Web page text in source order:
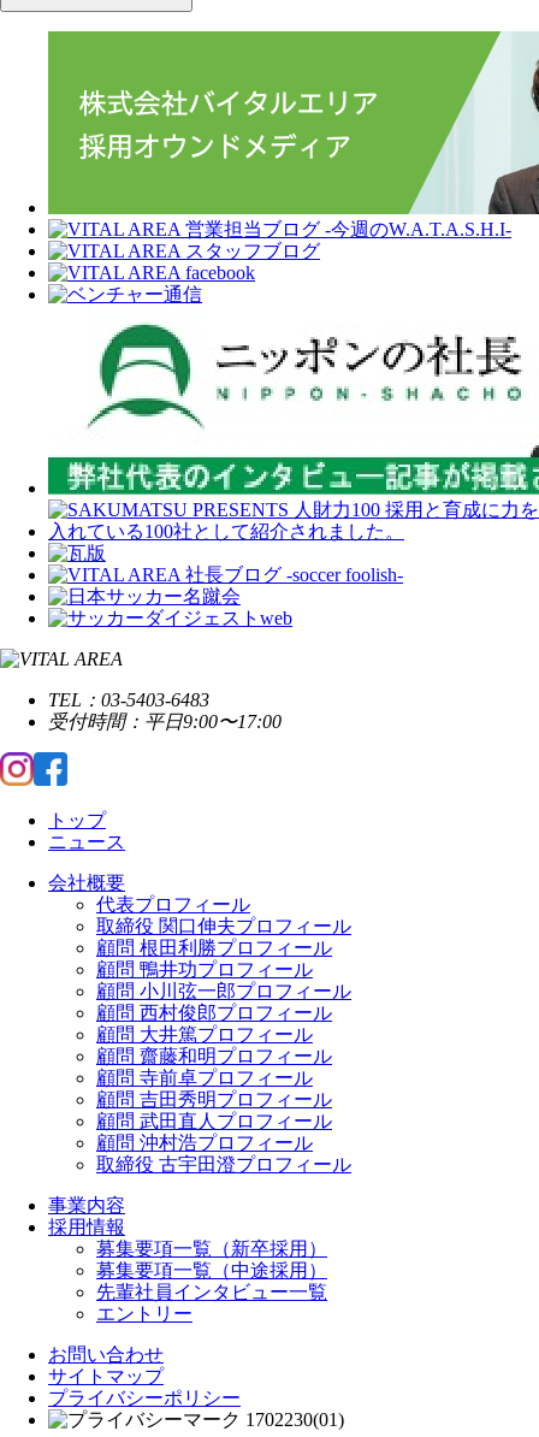
TEL：03-5403-6483
受付時間：平日9:00〜17:00
トップ
ニュース
会社概要
代表プロフィール
取締役 関口伸夫プロフィール
顧問 根田利勝プロフィール
顧問 鴨井功プロフィール
顧問 小川弦一郎プロフィール
顧問 西村俊郎プロフィール
顧問 大井篤プロフィール
顧問 齋藤和明プロフィール
顧問 寺前卓プロフィール
顧問 吉田秀明プロフィール
顧問 武田直人プロフィール
顧問 沖村浩プロフィール
取締役 古宇田澄プロフィール
事業内容
採用情報
募集要項一覧（新卒採用）
募集要項一覧（中途採用）
先輩社員インタビュー一覧
エントリー
お問い合わせ
サイトマップ
プライバシーポリシー